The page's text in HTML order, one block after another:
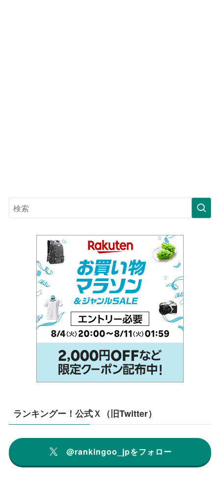
ランキングー！公式Ｘ（旧Twitter）
@rankingoo_jpをフォロー